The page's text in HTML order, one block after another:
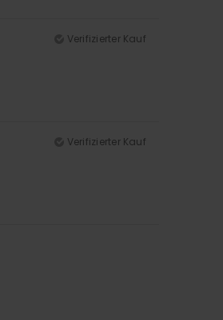
Verifizierter Kauf
Verifizierter Kauf